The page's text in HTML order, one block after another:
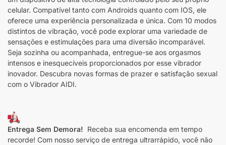
celular. Compatível tanto com Androids quanto com IOS, ele
oferece uma experiência personalizada e única. Com 10 modos
distintos de vibração, você pode explorar uma variedade de
sensações e estimulações para uma diversão incomparável.
Seja sozinha ou acompanhada, entregue-se aos orgasmos
intensos e inesquecíveis proporcionados por esse vibrador
inovador. Descubra novas formas de prazer e satisfação sexual
com o Vibrador AIDI.
Entrega Sem Demora! Receba sua encomenda em tempo
recorde! Com nosso serviço de entrega ultrarrápido, você não